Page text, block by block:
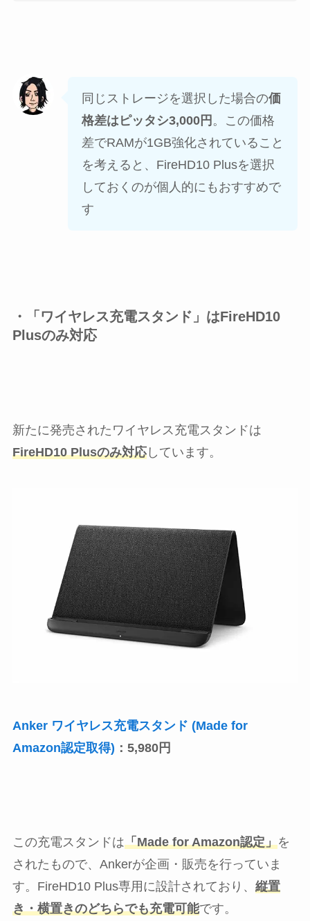
同じストレージを選択した場合の価
格差はピッタシ3,000円 。この価格
差でRAMが1GB強化されていること
を考えると、 FireHD10 Plusを選択
しておくのが個人的にもおすすめで
す
・「ワイヤレス充電スタンド」はFireHD10
Plusのみ対応
新たに発売されたワイヤレス充電スタンドは
FireHD10 Plusのみ対応しています。
Anker ワイヤレス充電スタンド (Made for
Amazon認定取得) ：5,980円
この充電スタンドは「Made for Amazon認定」を
されたもので、Ankerが企画・販売を行っていま
す。FireHD10 Plus専用に設計されており、 縦置
き・横置きのどちらでも充電可能です。